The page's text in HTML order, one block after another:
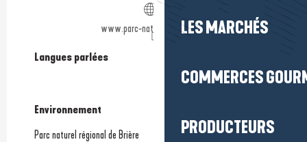
LES MARCHÉS
COMMERCES
PRODUCTEURS
www.parc-naturel-briere.com
Langues parlées
Langues parlées
Environnement
Environnement
Parc naturel régional de Brière